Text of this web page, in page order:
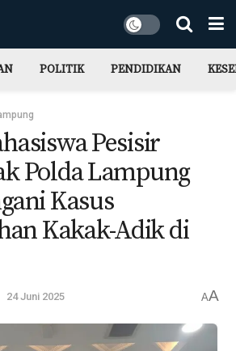
POLITIK PENDIDIKAN
Pesisir
Polda Lampung
Kasus
Kakak-Adik di
24 Juni 2025 AA